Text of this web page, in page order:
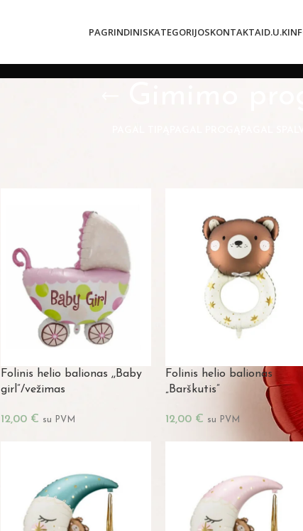
PAGRINDINISKATEGORIJOSKONTAKTAID.U.K
Folinis helio balionas ,,Baby
girl”/vežimas
12,00 € su PVM
Folinis helio balionas
„Barškutis”
12,00 € su PVM